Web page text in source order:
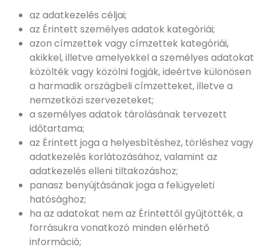
az adatkezelés céljai;
az Érintett személyes adatok kategóriái;
azon címzettek vagy címzettek kategóriái,
akikkel, illetve amelyekkel a személyes adatokat
közölték vagy közölni fogják, ideértve különösen
a harmadik országbeli címzetteket, illetve a
nemzetközi szervezeteket;
a személyes adatok tárolásának tervezett
időtartama;
az Érintett joga a helyesbítéshez, törléshez vagy
adatkezelés korlátozásához, valamint az
adatkezelés elleni tiltakozáshoz;
panasz benyújtásának joga a felügyeleti
hatósághoz;
ha az adatokat nem az Érintettől gyűjtötték, a
forrásukra vonatkozó minden elérhető
információ;